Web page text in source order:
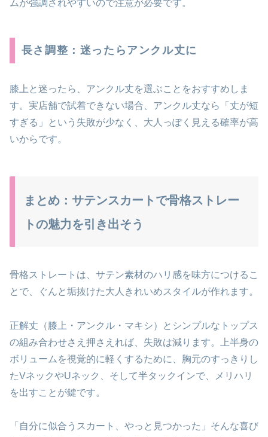
ムが強調されやすいので注意が必要です。
長さ調整：迷ったらアンクル丈に
膝上と迷ったら、アンクル丈を選ぶことをおすすめしま
す。実店舗で試着できない場合、アンクル丈なら「丈が短
すぎる」という失敗が少なく、大人っぽく見える確率が高
いからです。
まとめ：サテンスカートで骨格ストレー
トの魅力を引き出そう
骨格ストレートは、サテン素材のハリ感を味方につけるこ
とで、ぐんと垢抜けた大人きれいめスタイルが作れます。
正解丈（膝上・アンクル・マキシ）とシンプルなトップス
の組み合わせさえ押さえれば、失敗は減ります。上半身の
ボリュームを視覚的に軽くするために、胸元のすっきりし
たVネックやUネック、そして半タックインで、メリハリ
を出すことが鍵です。
「自分に似合うスカート、やっと見つかった」そんな喜び